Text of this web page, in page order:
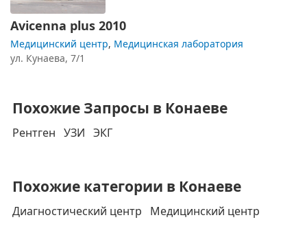
Avicenna plus 2010
Медицинский центр, Медицинская лаборатория
ул. ​Кунаева, 7/1
Похожие Запросы в Конаеве
Рентген УЗИ ЭКГ
Похожие категории в Конаеве
Диагностический центр Медицинский центр